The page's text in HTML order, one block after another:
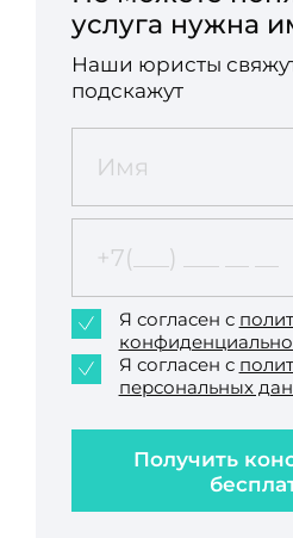
услуга нужна
Наши юристы
подскажут
Получить
Я согласен с
Я согласен с
персональных